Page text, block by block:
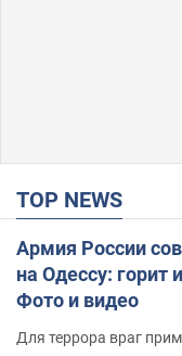
TOP NEWS
Армия России
на Одессу: горит
Фото и видео
Для террора враг